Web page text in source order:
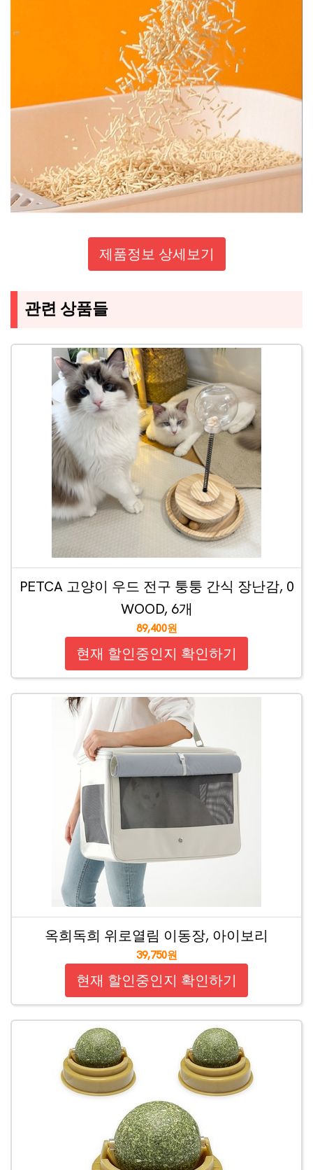
제품정보 상세보기
관련 상품들
PETCA 고양이 우드 전구 퉁퉁 간식 장난감, 0
WOOD, 6개
89,400원
현재 할인중인지 확인하기
옥희독희 위로열림 이동장, 아이보리
39,750원
현재 할인중인지 확인하기